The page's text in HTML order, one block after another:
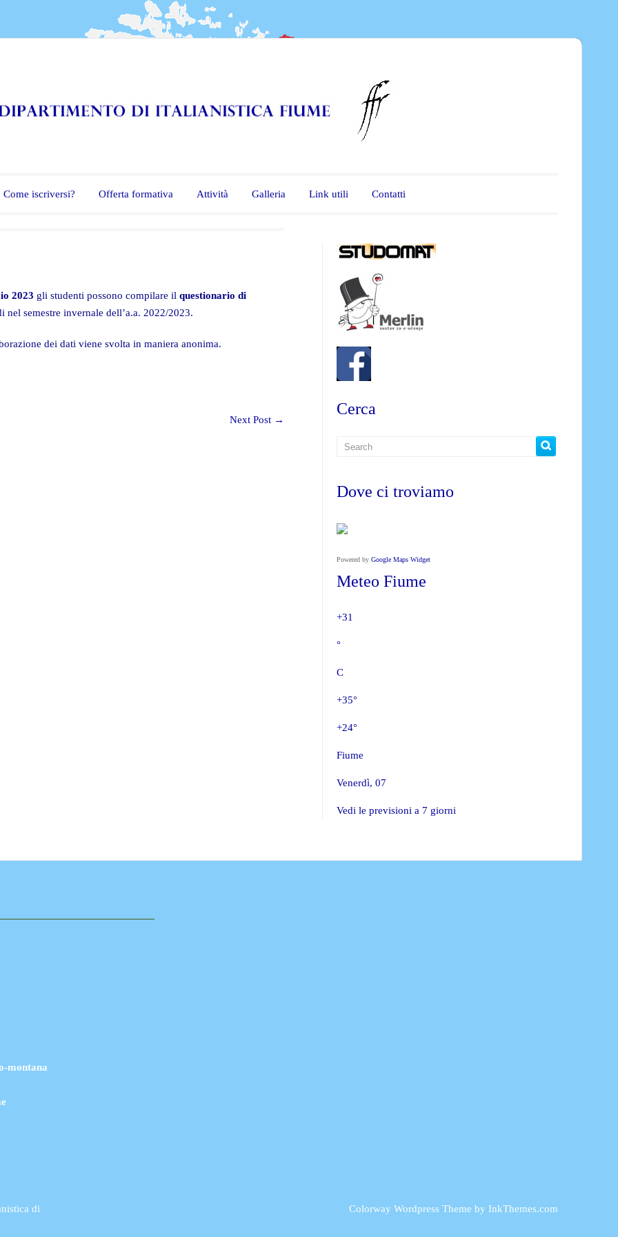
Come iscriversi? Offerta formativa Attività Galleria Link utili Contatti
2023 gli studenti possono compilare il questionario di
semestre invernale dell’a.a. 2022/2023.
dei dati viene svolta in maniera anonima.
Next Post →
Cerca
Dove ci troviamo
Powered by Google Maps Widget
Meteo Fiume
+31
°
C
+35°
+24°
Fiume
Venerdì, 07
Vedi le previsioni a 7 giorni
montana
di
Colorway Wordpress Theme by InkThemes.com